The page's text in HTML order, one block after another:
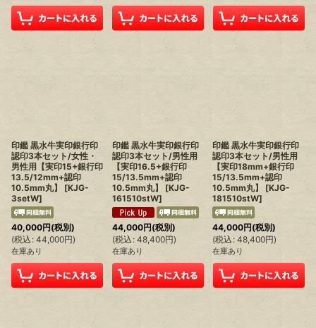
印鑑 黒水牛実印銀行印
認印3本セット/女性・
男性用【実印15+銀行印
13.5/12mm+認印
10.5mm丸】
[KJG-
3setW]
40,000円(税別)
(税込 : 44,000円)
在庫あり
印鑑 黒水牛実印銀行印
認印3本セット/男性用
【実印16.5+銀行印
15/13.5mm+認印
10.5mm丸】
[KJG-
161510stW]
44,000円(税別)
(税込 : 48,400円)
在庫あり
印鑑 黒水牛実印銀行印
認印3本セット/男性用
【実印18mm+銀行印
15/13.5mm+認印
10.5mm丸】
[KJG-
181510stW]
44,000円(税別)
(税込 : 48,400円)
在庫あり